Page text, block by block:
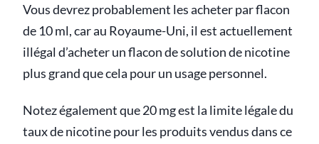
Vous devrez probablement les acheter par flacon
de 10 ml, car au Royaume-Uni, il est actuellement
illégal d’acheter un flacon de solution de nicotine
plus grand que cela pour un usage personnel.
Notez également que 20 mg est la limite légale du
taux de nicotine pour les produits vendus dans ce